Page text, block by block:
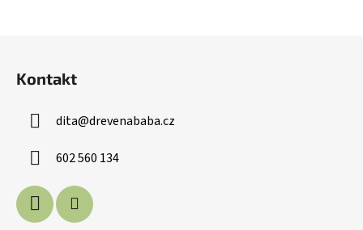
Kontakt
dita@drevenababa.cz
602 560 134